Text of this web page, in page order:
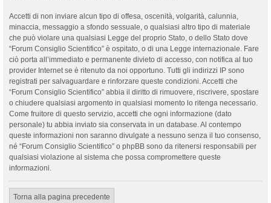
Accetti di non inviare alcun tipo di offesa, oscenità, volgarità, calunnia,
minaccia, messaggio a sfondo sessuale, o qualsiasi altro tipo di materiale
che può violare una qualsiasi Legge del proprio Stato, o dello Stato dove
“Forum Consiglio Scientifico” è ospitato, o di una Legge internazionale. Fare
ciò porta all’immediato e permanente divieto di accesso, con notifica al tuo
provider Internet se è ritenuto da noi opportuno. Tutti gli indirizzi IP sono
registrati per salvaguardare e rinforzare queste condizioni. Accetti che
“Forum Consiglio Scientifico” abbia il diritto di rimuovere, riscrivere, spostare
o chiudere qualsiasi argomento in qualsiasi momento lo ritenga necessario.
Come fruitore di questo servizio, accetti che ogni informazione (dato
personale) tu abbia inviato sia conservata in un database. Al contempo
queste informazioni non saranno divulgate a nessuno senza il tuo consenso,
né “Forum Consiglio Scientifico” o phpBB sono da ritenersi responsabili per
qualsiasi violazione al sistema che possa compromettere queste
informazioni.
Torna alla pagina precedente